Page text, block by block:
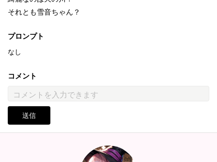
それとも雪音ちゃん？
プロンプト
なし
コメント
送信